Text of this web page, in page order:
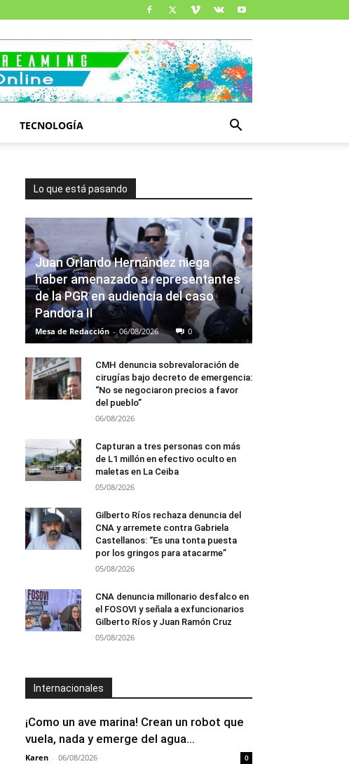
TECNOLOGÍA
Lo que está pasando
Juan Orlando Hernández niega
haber amenazado a representantes
de la PGR en audiencia del caso
Pandora II
Mesa de Redacción - 06/08/2026 0
CMH denuncia sobrevaloración de
cirugías bajo decreto de emergencia:
“No se negociaron precios a favor
del pueblo”
06/08/2026
Capturan a tres personas con más
de L1 millón en efectivo oculto en
maletas en La Ceiba
05/08/2026
Gilberto Ríos rechaza denuncia del
CNA y arremete contra Gabriela
Castellanos: “Es una tonta puesta
por los gringos para atacarme”
05/08/2026
CNA denuncia millonario desfalco en
el FOSOVI y señala a exfuncionarios
Gilberto Ríos y Juan Ramón Cruz
05/08/2026
Internacionales
¡Como un ave marina! Crean un robot que
vuela, nada y emerge del agua...
Karen - 06/08/2026 0